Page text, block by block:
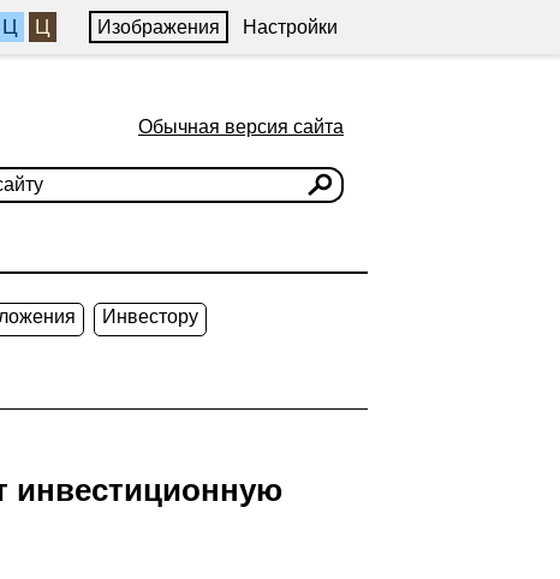
Ц Ц Изображения Настройки
Обычная версия сайта
Инвестору
инвестиционную